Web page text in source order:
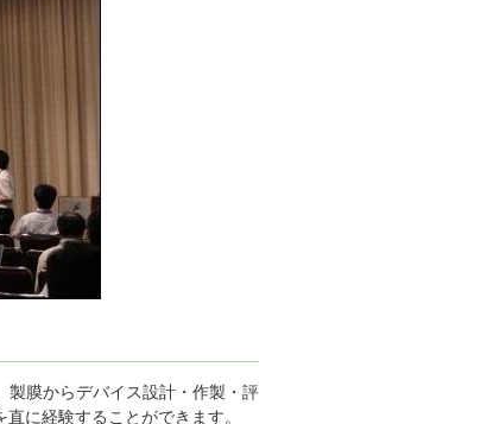
製膜からデバイス設計・作製・評
に経験することができます。